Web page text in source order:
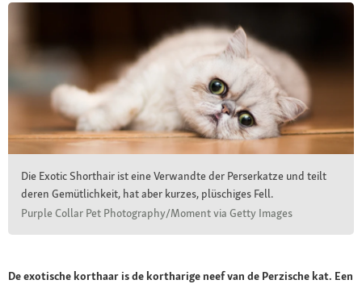
Die Exotic Shorthair ist eine Verwandte der Perserkatze und teilt
deren Gemütlichkeit, hat aber kurzes, plüschiges Fell.
Purple Collar Pet Photography/Moment via Getty Images
De exotische korthaar is de kortharige neef van de Perzische kat. Een